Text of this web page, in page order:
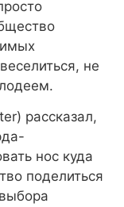
не
рассказал,
нос куда
поделиться